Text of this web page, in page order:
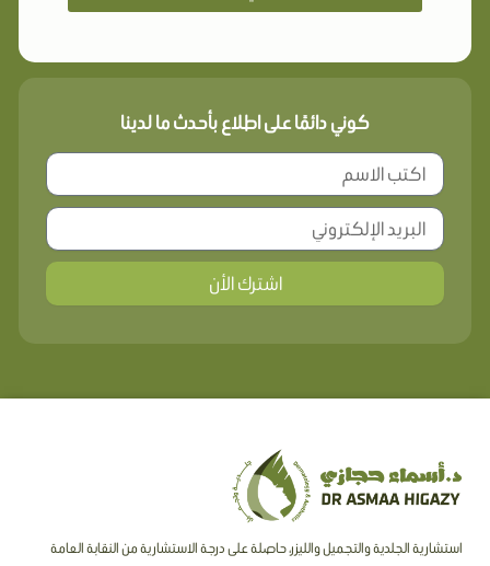
كوني دائمًا على اطلاع بأحدث ما لدينا
اشترك الأن
استشارية الجلدية والتجميل والليزر، حاصلة على درجة الاستشارية من النقابة العامة